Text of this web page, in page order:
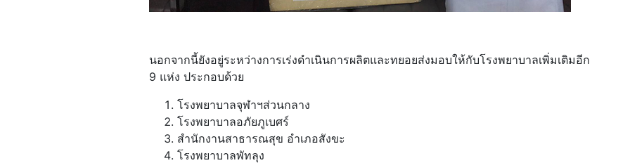
นอกจากนี้ยังอยู่ระหว่างการเร่งดำเนินการผลิตและทยอยส่งมอบให้กับโรงพยาบาลเพิ่มเติมอีก
9 แห่ง ประกอบด้วย
โรงพยาบาลจุฬาฯส่วนกลาง
โรงพยาบาลอภัยภูเบศร์
สำนักงานสาธารณสุข อำเภอสังขะ
โรงพยาบาลพัทลุง